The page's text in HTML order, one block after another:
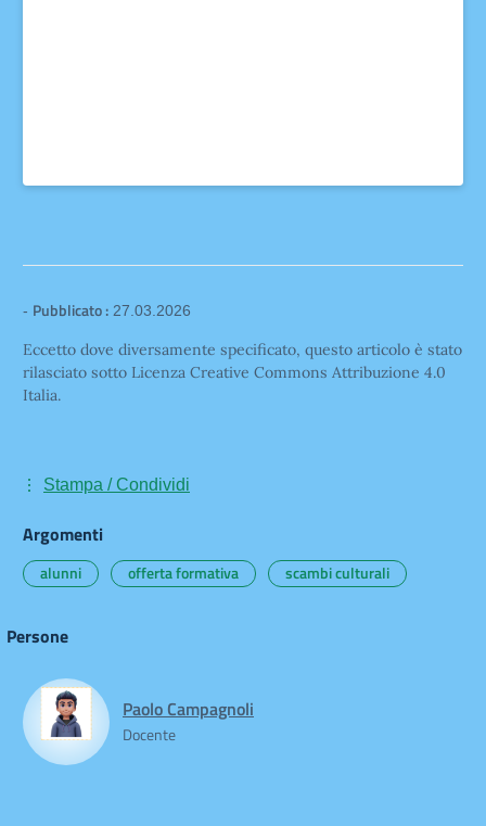
- Pubblicato : 27.03.2026
Eccetto dove diversamente specificato, questo articolo è stato
rilasciato sotto Licenza Creative Commons Attribuzione 4.0
Italia.
Stampa / Condividi
Argomenti
alunni offerta formativa scambi culturali
Persone
Paolo Campagnoli
Docente